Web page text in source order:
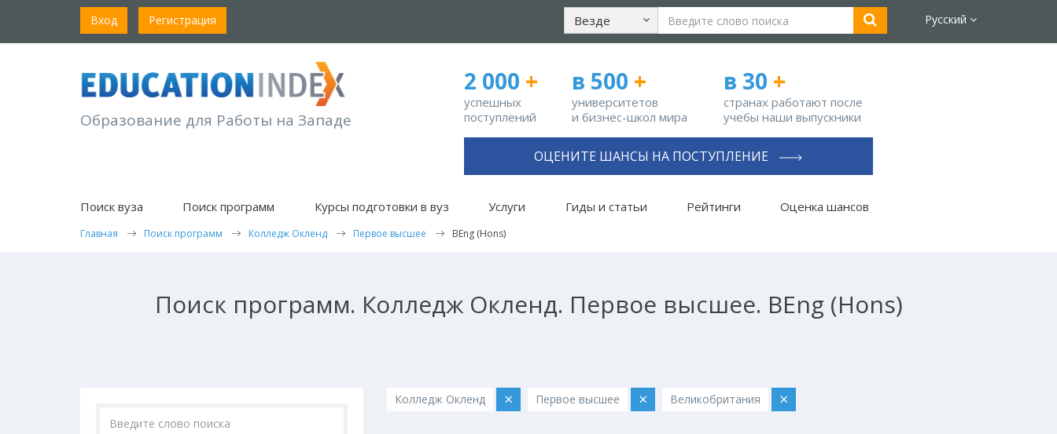
Вход Регистрация Везде Русский
Образование для Работы на Западе
2 000 +
успешных
поступлений
в 500 +
университетов
и бизнес-школ мира
в 30 +
странах работают после
учебы наши выпускники
ОЦЕНИТЕ ШАНСЫ НА ПОСТУПЛЕНИЕ
Поиск вуза Поиск программ Курсы подготовки в вуз Услуги Гиды и статьи Рейтинги Оценка шансов
Главная Поиск программ Колледж Окленд Первое высшее BEng (Hons)
Поиск программ. Колледж Окленд. Первое высшее. BEng (Hons)
Колледж Окленд × Первое высшее × Великобритания ×